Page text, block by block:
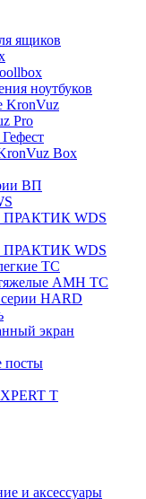
ящиков
ноутбуков
KronVuz
Pro
Box
ВП
ПРАКТИК WDS
ПРАКТИК WDS
ТС
AMH TC
HARD
экран
посты
T
и аксессуары